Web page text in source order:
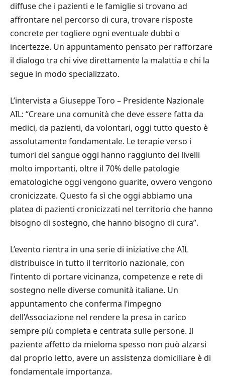
diffuse che i pazienti e le famiglie si trovano ad
affrontare nel percorso di cura, trovare risposte
concrete per togliere ogni eventuale dubbi o
incertezze. Un appuntamento pensato per rafforzare
il dialogo tra chi vive direttamente la malattia e chi la
segue in modo specializzato.
L’intervista a Giuseppe Toro – Presidente Nazionale
AIL: “Creare una comunità che deve essere fatta da
medici, da pazienti, da volontari, oggi tutto questo è
assolutamente fondamentale. Le terapie verso i
tumori del sangue oggi hanno raggiunto dei livelli
molto importanti, oltre il 70% delle patologie
ematologiche oggi vengono guarite, ovvero vengono
cronicizzate. Questo fa sì che oggi abbiamo una
platea di pazienti cronicizzati nel territorio che hanno
bisogno di sostegno, che hanno bisogno di cura”.
L’evento rientra in una serie di iniziative che AIL
distribuisce in tutto il territorio nazionale, con
l’intento di portare vicinanza, competenze e rete di
sostegno nelle diverse comunità italiane. Un
appuntamento che conferma l’impegno
dell’Associazione nel rendere la presa in carico
sempre più completa e centrata sulle persone. Il
paziente affetto da mieloma spesso non può alzarsi
dal proprio letto, avere un assistenza domiciliare è di
fondamentale importanza.